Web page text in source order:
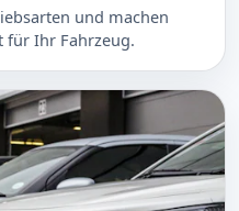
und machen
für Ihr Fahrzeug.